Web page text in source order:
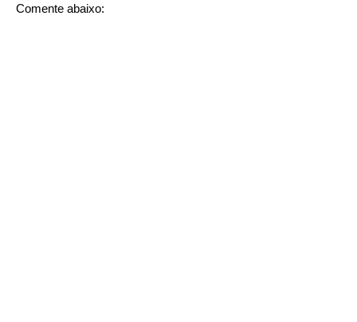
Comente abaixo: